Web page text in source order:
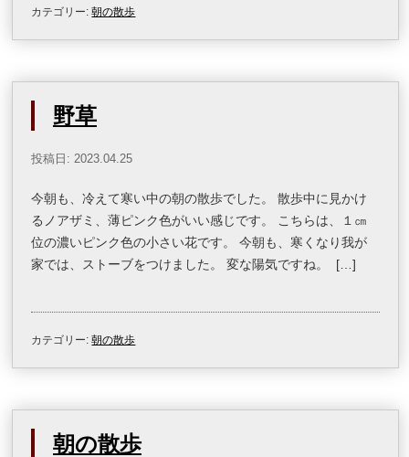
カテゴリー:朝の散歩
野草
投稿日: 2023.04.25
今朝も、冷えて寒い中の朝の散歩でした。 散歩中に見かけ
るノアザミ、薄ピンク色がいい感じです。 こちらは、１㎝
位の濃いピンク色の小さい花です。 今朝も、寒くなり我が
家では、ストーブをつけました。 変な陽気ですね。 […]
カテゴリー:朝の散歩
朝の散歩